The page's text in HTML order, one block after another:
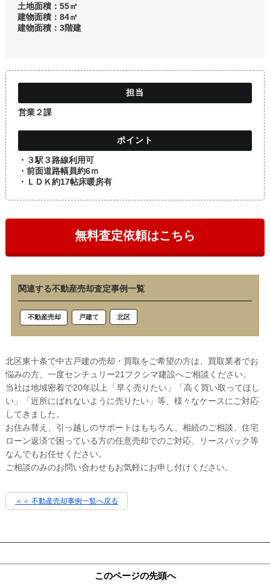
土地面積：55㎡
建物面積：84㎡
建物面積：3階建
営業２課
・３駅３路線利用可
・前面道路幅員約6ｍ
・ＬＤＫ約17帖床暖房有
無料査定依頼はこちら
関連する不動産売却査定事例一覧
不動産売却 戸建て 北区
北区東十条で中古戸建の売却・買取をご希望の方は、買取業者でお
悩みの方、一度センチュリー21フクシマ建設へご相談ください。
当社は地域密着で20年以上「早く売りたい」「高く買い取ってほし
い」「近所にばれないように売りたい」等、様々なケースにご対応
してきました。
お住み替え、引っ越しのサポートはもちろん、相続のご相談、住宅
ローン返済で困っている方の任意売却でのご対応、リースバック等
なんでもお任せください。
ご相談のみのお問い合わせもお気軽にお申し付けください。
＜＜ 不動産売却事例一覧へ戻る
このページの先頭へ